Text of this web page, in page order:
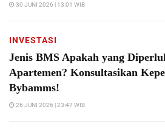
30 JUNI 2026 | 13:01 WIB
INVESTASI
Jenis BMS Apakah yang
Apartemen? Konsultasikan
Bybamms!
26 JUNI 2026 | 23:47 WIB